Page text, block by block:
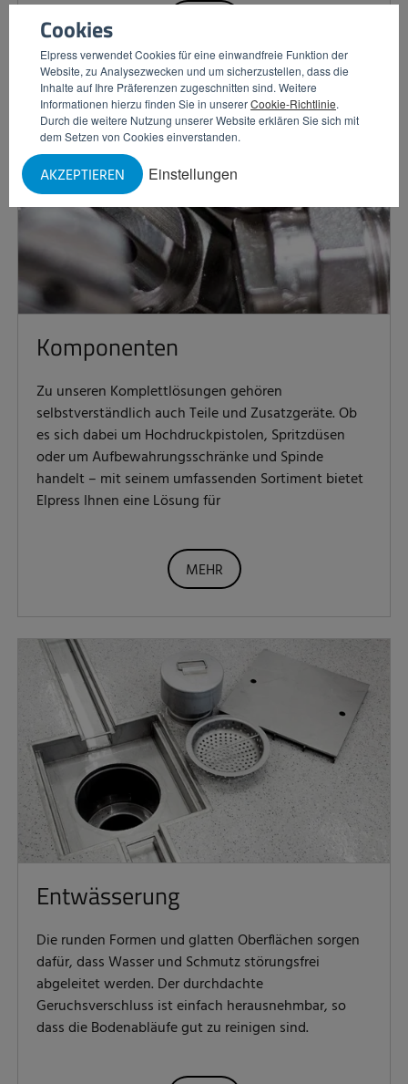
Cookies
Elpress verwendet Cookies für eine einwandfreie Funktion der
Website, zu Analysezwecken und um sicherzustellen, dass die
Inhalte auf Ihre Präferenzen zugeschnitten sind. Weitere
Informationen hierzu finden Sie in unsererCookie-Richtlinie.
Durch die weitere Nutzung unserer Website erklären Sie sich mit
dem Setzen von Cookies einverstanden.
Einstellungen
AKZEPTIEREN
Komponenten
Zu unseren Komplettlösungen gehören
selbstverständlich auch Teile und Zusatzgeräte. Ob
es sich dabei um Hochdruckpistolen, Spritzdüsen
oder um Aufbewahrungsschränke und Spinde
handelt – mit seinem umfassenden Sortiment bietet
Elpress Ihnen eine Lösung für
MEHR
Entwässerung
Die runden Formen und glatten Oberflächen sorgen
dafür, dass Wasser und Schmutz störungsfrei
abgeleitet werden. Der durchdachte
Geruchsverschluss ist einfach herausnehmbar, so
dass die Bodenabläufe gut zu reinigen sind.